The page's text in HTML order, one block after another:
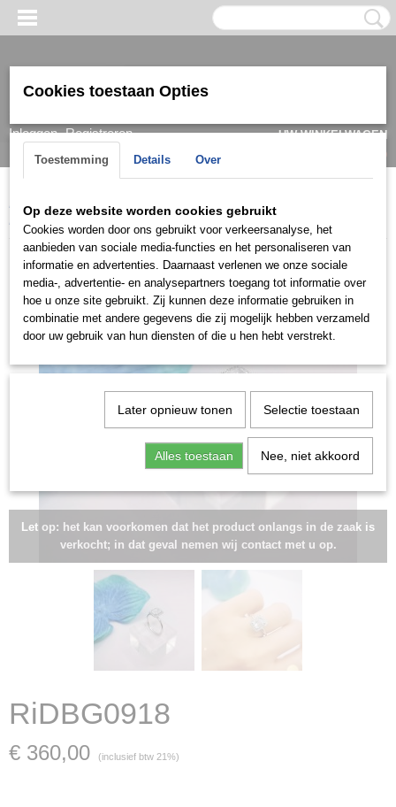
Inloggen Registreren
UW WINKELWAGEN
(0)
Home > > Verlovingsringen / Engagement
RiDBG0918
Let op: het kan voorkomen dat het product onlangs in de zaak is
verkocht; in dat geval nemen wij contact met u op.
RiDBG0918
€ 360,00 (inclusief btw 21%)
Cookies toestaan Opties
Toestemming Details Over
Op deze website worden cookies gebruikt
Cookies worden door ons gebruikt voor verkeersanalyse, het
aanbieden van sociale media-functies en het personaliseren van
informatie en advertenties. Daarnaast verlenen we onze sociale
media-, advertentie- en analysepartners toegang tot informatie over
hoe u onze site gebruikt. Zij kunnen deze informatie gebruiken in
combinatie met andere gegevens die zij mogelijk hebben verzameld
door uw gebruik van hun diensten of die u hen hebt verstrekt.
Later opnieuw tonen Selectie toestaan
Alles toestaan Nee, niet akkoord